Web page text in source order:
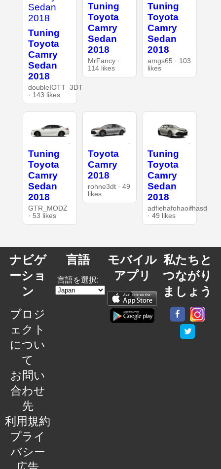
Tuning
Toyota
Camry
Sedan
2018
doubleIOTT_3DT
· 143 likes
Tuning
Toyota
Camry
Sedan
2018
MrFancy ·
114 likes
Tuning
Toyota
Camry
Sedan
2018
amgs65 · 103
likes
Tuning
Toyota
Camry
Sedan
2018
GTR_MODZ
· 53 likes
Toyota
Camry
2018
rohne3dt · 49
likes
Tuning
Toyota
Camry
Sedan
2018
adfiehafohaoifhasd
· 49 likes
ナビゲ
ーショ
ン
プロジ
ェクト
につい
て
お問い
合わせ
先
利用規約
プライ
バシー
言語
言語を選択:
モバイル
アプリ
私たちと
つながり
ましょう